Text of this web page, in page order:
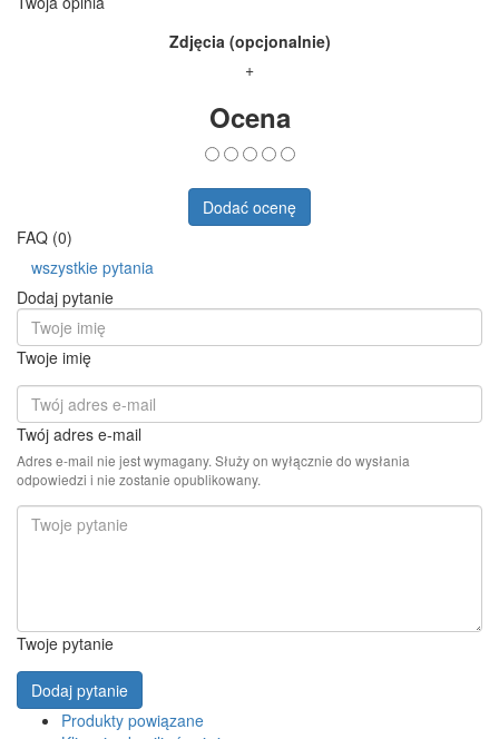
Zdjęcia (opcjonalnie)
+
Ocena
Dodać ocenę
FAQ (0)
wszystkie pytania
Dodaj pytanie
Twoje imię
Twój adres e-mail
Adres e-mail nie jest wymagany. Służy on wyłącznie do wysłania
odpowiedzi i nie zostanie opublikowany.
Twoje pytanie
Dodaj pytanie
Produkty powiązane